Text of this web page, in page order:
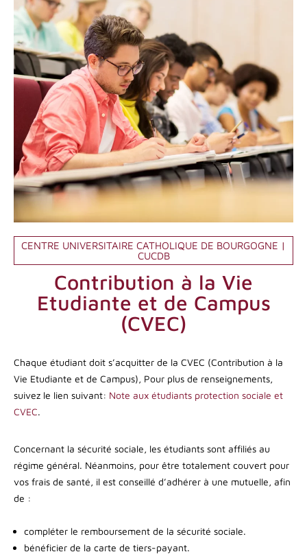
CENTRE UNIVERSITAIRE CATHOLIQUE DE BOURGOGNE |
CUCDB
Contribution à la Vie
Etudiante et de Campus
(CVEC)
Chaque étudiant doit s’acquitter de la CVEC (Contribution à la
Vie Etudiante et de Campus), Pour plus de renseignements,
suivez le lien suivant: Note aux étudiants protection sociale et
CVEC.
Concernant la sécurité sociale, les étudiants sont affiliés au
régime général. Néanmoins, pour être totalement couvert pour
vos frais de santé, il est conseillé d’adhérer à une mutuelle, afin
de :
compléter le remboursement de la sécurité sociale.
bénéficier de la carte de tiers-payant.